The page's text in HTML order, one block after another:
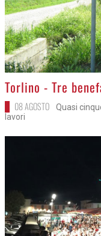
>
Torlino - Tre
08 AGOSTO
Quasi
lavori